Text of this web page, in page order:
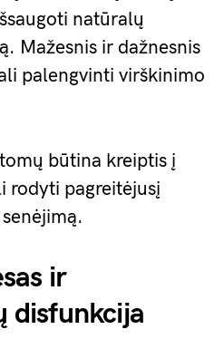
natūralų
Mažesnis ir dažnesnis
palengvinti virškinimo
būtina kreiptis į
rodyti pagreitėjusį
ir
disfunkcija